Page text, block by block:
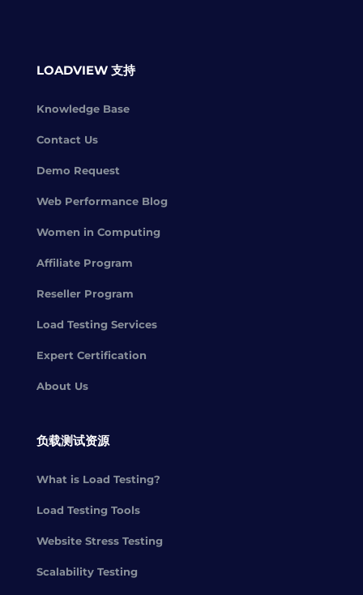
LOADVIEW 支持
Knowledge Base
Contact Us
Demo Request
Web Performance Blog
Women in Computing
Affiliate Program
Reseller Program
Load Testing Services
Expert Certification
About Us
负载测试资源
What is Load Testing?
Load Testing Tools
Website Stress Testing
Scalability Testing